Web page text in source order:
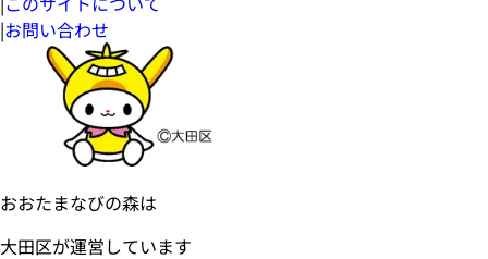
|お問い合わせ
おおたまなびの森は
大田区が運営しています